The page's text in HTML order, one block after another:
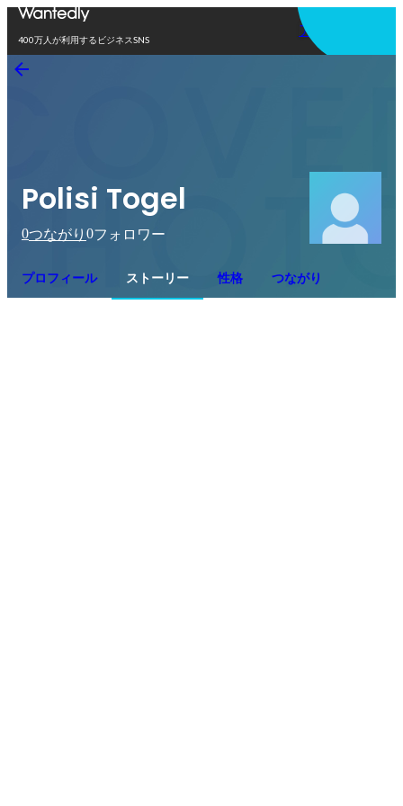
400万人が利用するビジネスSNS
アプリを使う
Polisi Togel
0つながり 0フォロワー
プロフィール ストーリー 性格 つながり